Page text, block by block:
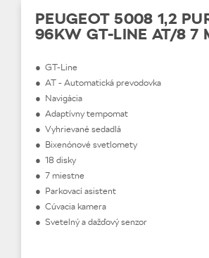
PEUGEOT 5008 1,2
96KW GT-LINE AT/8 7
● GT-Line
● AT - Automatická prevodovka
● Navigácia
● Adaptívny tempomat
● Vyhrievané sedadlá
● Bixenónové svetlomety
● 18 disky
● 7 miestne
● Parkovací asistent
● Cúvacia kamera
● Svetelný a dažďový senzor